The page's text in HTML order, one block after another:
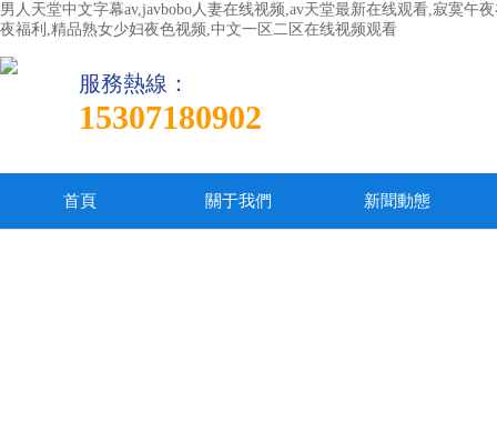
男人天堂中文字幕av,javbobo人妻在线视频,av天堂最新在线观看,寂寞
夜福利,精品熟女少妇夜色视频,中文一区二区在线视频观看
服務熱線：
15307180902
首頁 關于我們 新聞動態